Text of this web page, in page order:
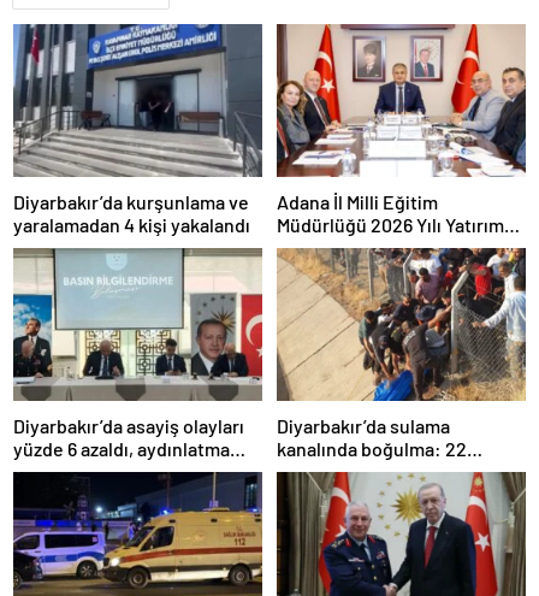
Diyarbakır’da kurşunlama ve
yaralamadan 4 kişi yakalandı
Adana İl Milli Eğitim
Müdürlüğü 2026 Yılı Yatırım
Programı değerlendirildi
Diyarbakır’da asayiş olayları
yüzde 6 azaldı, aydınlatma
oranı yüzde 98’e yükseldi
Diyarbakır’da sulama
kanalında boğulma: 22
yaşındaki genç hayatını
kaybetti